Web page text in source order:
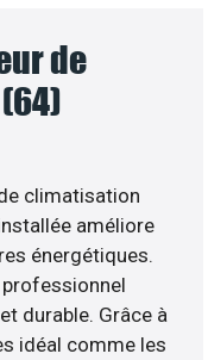
de
climatisation
améliore
énergétiques.
professionnel
durable. Grâce à
idéal comme les